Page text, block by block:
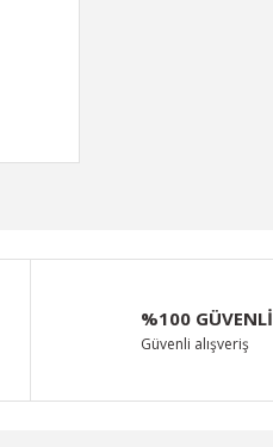
%100 GÜVENLİ
Güvenli alışveriş